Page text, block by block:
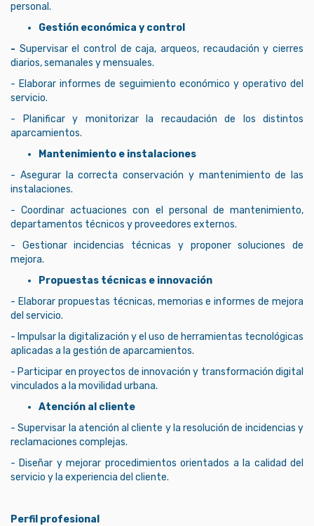
personal.
Gestión económica y control
- Supervisar el control de caja, arqueos, recaudación y cierres
diarios, semanales y mensuales.
- Elaborar informes de seguimiento económico y operativo del
servicio.
- Planificar y monitorizar la recaudación de los distintos
aparcamientos.
Mantenimiento e instalaciones
- Asegurar la correcta conservación y mantenimiento de las
instalaciones.
- Coordinar actuaciones con el personal de mantenimiento,
departamentos técnicos y proveedores externos.
- Gestionar incidencias técnicas y proponer soluciones de
mejora.
Propuestas técnicas e innovación
- Elaborar propuestas técnicas, memorias e informes de mejora
del servicio.
- Impulsar la digitalización y el uso de herramientas tecnológicas
aplicadas a la gestión de aparcamientos.
- Participar en proyectos de innovación y transformación digital
vinculados a la movilidad urbana.
Atención al cliente
- Supervisar la atención al cliente y la resolución de incidencias y
reclamaciones complejas.
- Diseñar y mejorar procedimientos orientados a la calidad del
servicio y la experiencia del cliente.
Perfil profesional